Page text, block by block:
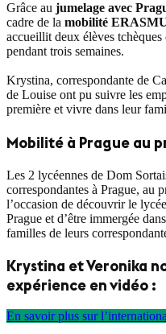
Grâce au jumelage avec
cadre de la mobilité
accueillit deux élèves
pendant trois semaines.
Krystina, correspondante de
de Louise ont pu suivre les
première et vivre dans leur
Mobilité à Prague au
Les 2 lycéennes de Dom
correspondantes à Prague, au
l’occasion de découvrir le
Prague et d’être immergée
familles de leurs
Krystina et Veronika
expérience en vidéo :
En savoir plus sur